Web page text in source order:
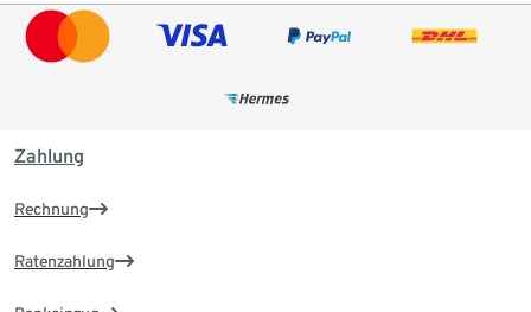
Zahlung
Rechnung
Ratenzahlung